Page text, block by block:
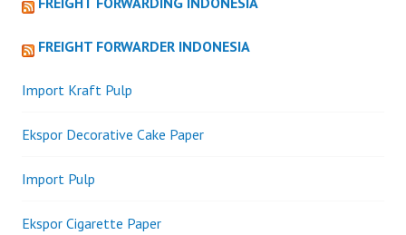
FREIGHT FORWARDER INDONESIA
Import Kraft Pulp
Ekspor Decorative Cake Paper
Import Pulp
Ekspor Cigarette Paper